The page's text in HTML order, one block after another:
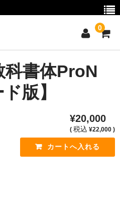
0
科書体ProN
版】
¥20,000
( 税込 ¥22,000 )